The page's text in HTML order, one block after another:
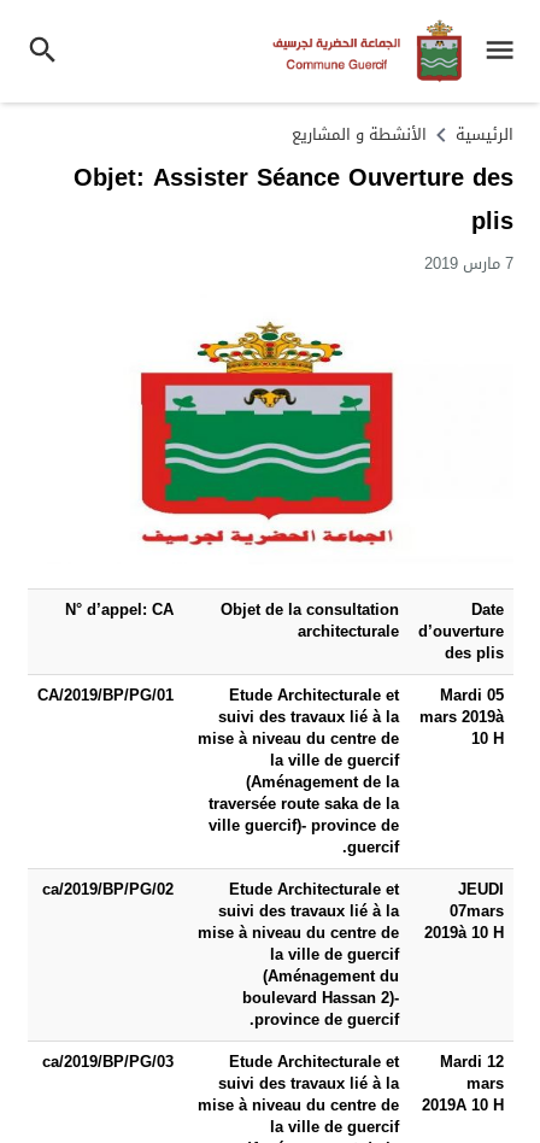
الرئيسية الأنشطة و المشاريع
Objet: Assister Séance Ouverture des
plis
7 مارس 2019
Date
d’ouverture
des plis
Objet de la consultation
architecturale
N° d’appel: CA
Mardi 05
mars 2019à
10 H
Etude Architecturale et
suivi des travaux lié à la
mise à niveau du centre de
la ville de guercif
(Aménagement de la
traversée route saka de la
ville guercif)- province de
guercif.
01/CA/2019/BP/PG
JEUDI
07mars
2019à 10 H
Etude Architecturale et
suivi des travaux lié à la
mise à niveau du centre de
la ville de guercif
(Aménagement du
boulevard Hassan 2)-
province de guercif.
02/ca/2019/BP/PG
Mardi 12
mars
2019A 10 H
Etude Architecturale et
suivi des travaux lié à la
mise à niveau du centre de
la ville de guercif
03/ca/2019/BP/PG